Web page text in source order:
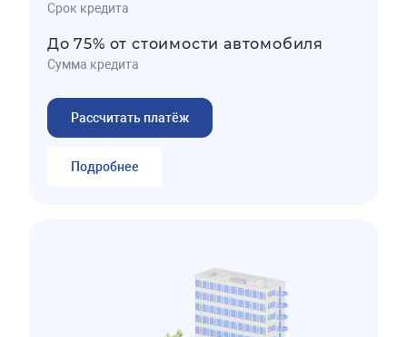
Срок кредита
До 75% от стоимости автомобиля
Сумма кредита
Рассчитать платёж
Подробнее